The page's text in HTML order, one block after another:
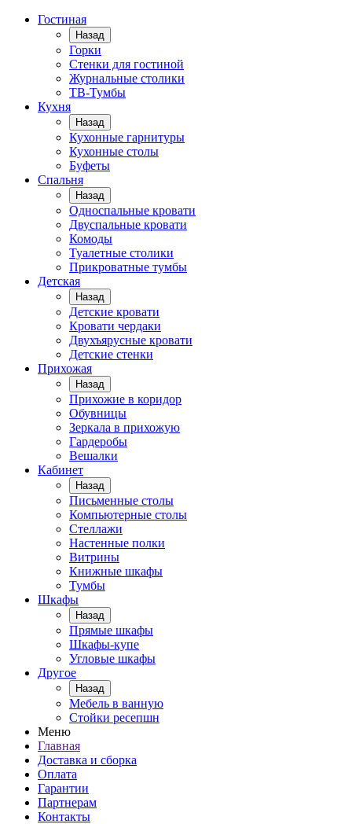
Гостиная
Назад
Горки
Стенки для гостиной
Журнальные столики
TВ-Тумбы
Кухня
Назад
Кухонные гарнитуры
Кухонные столы
Буфеты
Спальня
Назад
Односпальные кровати
Двуспальные кровати
Комоды
Туалетные столики
Прикроватные тумбы
Детская
Назад
Детские кровати
Кровати чердаки
Двухъярусные кровати
Детские стенки
Прихожая
Назад
Прихожие в коридор
Обувницы
Зеркала в прихожую
Гардеробы
Вешалки
Кабинет
Назад
Письменные столы
Компьютерные столы
Стеллажи
Настенные полки
Витрины
Книжные шкафы
Тумбы
Шкафы
Назад
Прямые шкафы
Шкафы-купе
Угловые шкафы
Другое
Назад
Мебель в ванную
Стойки ресепшн
Меню
Главная
Доставка и сборка
Оплата
Гарантии
Партнерам
Контакты